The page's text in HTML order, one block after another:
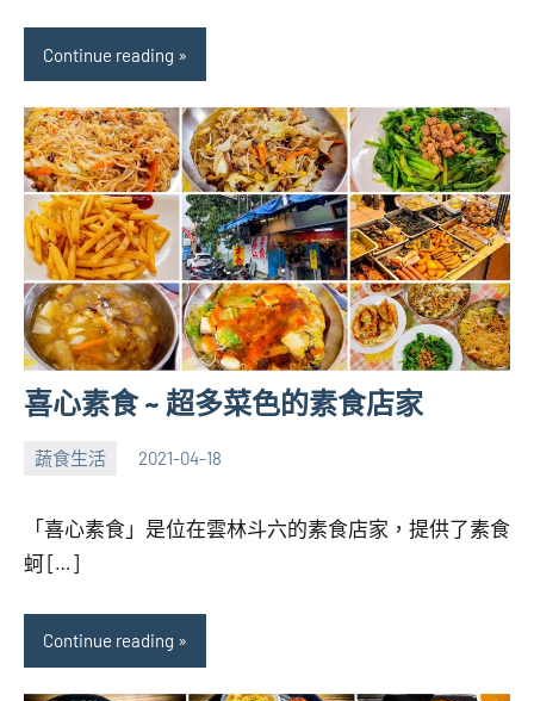
Continue reading
喜心素食 ~ 超多菜色的素食店家
蔬食生活 2021-04-18
張
芋
No
「喜心素食」是位在雲林斗六的素食店家，提供了素食
蚵 […]
Continue reading